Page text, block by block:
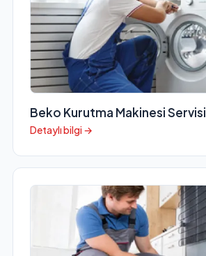
Beko Kurutma Makinesi Servisi
Detaylı bilgi →